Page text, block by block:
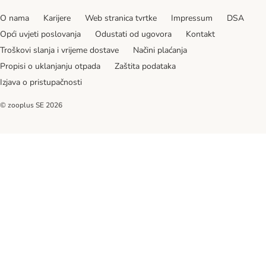
O nama Karijere Web stranica tvrtke Impressum
DSA
Opći uvjeti poslovanja
Odustati od ugovora
Kontakt
Troškovi slanja i vrijeme dostave
Načini plaćanja
Propisi o uklanjanju otpada
Zaštita podataka
Izjava o pristupačnosti
© zooplus SE 2026